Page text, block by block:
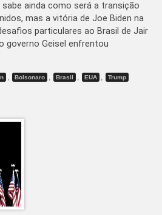
sabe ainda como será a transição
mas a vitória de Joe Biden na
particulares ao Brasil de Jair
governo Geisel enfrentou
, Bolsonaro , Brasil , EUA , Trump